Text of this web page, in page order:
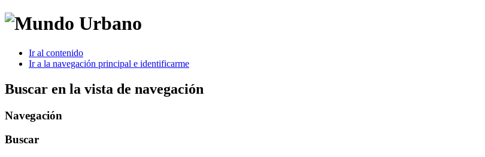
Ir al contenido
Ir a la navegación principal e identificarme
Buscar en la vista de navegación
Navegación
Buscar